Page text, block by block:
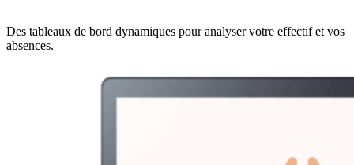
Des tableaux de bord dynamiques pour analyser votre effectif et vos
absences.